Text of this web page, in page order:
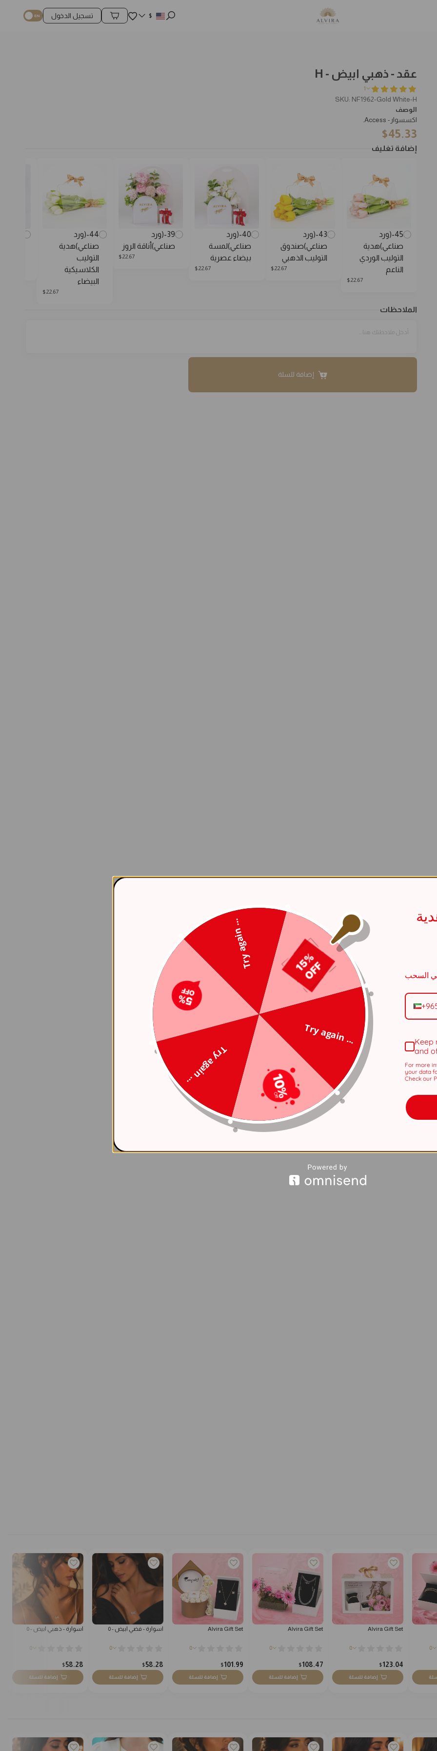
$ المفضلة
محتويات السلة
تسجيل الدخول
عقد - ذهبي ابيض - H
1
SKU: NF1962-Gold White-H
الوصف
اكسسوار- Access.
45.33
$
إضافة تغليف
45-(ورد
صناعي)هدية
التوليب الوردي
الناعم
22.67
$
43-(ورد
صناعي)صندوق
التوليب الذهبي
22.67
$
40-(ورد
صناعي)لمسة
بيضاء عصرية
22.67
$
39-(ورد
صناعي)أناقة الروز
22.67
$
44-(ورد
صناعي)هدية
التوليب
الكلاسيكية
البيضاء
22.67
$
الملاحظات
إضافة للسلة
0
Alvira Gift Set
0
123.04
$
إضافة للسلة
Alvira Gift Set
0
108.47
$
إضافة للسلة
Alvira Gift Set
0
101.99
$
إضافة للسلة
اسوارة - فضي ابيض - 0
0
58.28
$
إضافة للسلة
اسوارة - ذهبي ابيض - 0
0
58.28
$
إضافة للسلة
Try again ...
Try again ...
Try again ...
Keep
and
For more
your data
Check our